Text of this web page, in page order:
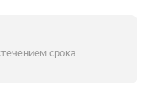
срока